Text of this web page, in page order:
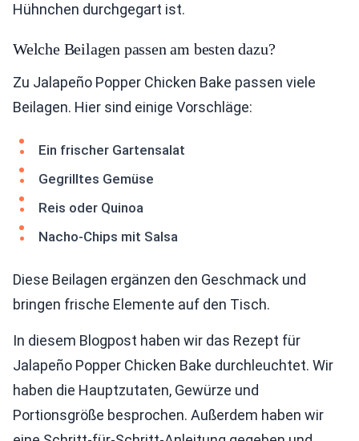
Hühnchen durchgegart ist.
Welche Beilagen passen am besten dazu?
Zu Jalapeño Popper Chicken Bake passen viele
Beilagen. Hier sind einige Vorschläge:
Ein frischer Gartensalat
Gegrilltes Gemüse
Reis oder Quinoa
Nacho-Chips mit Salsa
Diese Beilagen ergänzen den Geschmack und
bringen frische Elemente auf den Tisch.
In diesem Blogpost haben wir das Rezept für
Jalapeño Popper Chicken Bake durchleuchtet. Wir
haben die Hauptzutaten, Gewürze und
Portionsgröße besprochen. Außerdem haben wir